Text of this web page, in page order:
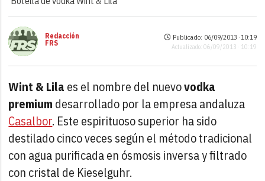
Redacción
FRS
Publicado: 06/09/2013 ·10:19
Actualizado: 06/09/2013 · 10:19
Wint & Lila es el nombre del nuevovodka
premium desarrollado por la empresa andaluza
Casalbor. Este espirituoso superior ha sido
destilado cinco veces según el método tradicional
con agua purificada en ósmosis inversa y filtrado
con cristal de Kieselguhr.